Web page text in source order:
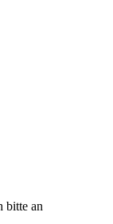
bitte an